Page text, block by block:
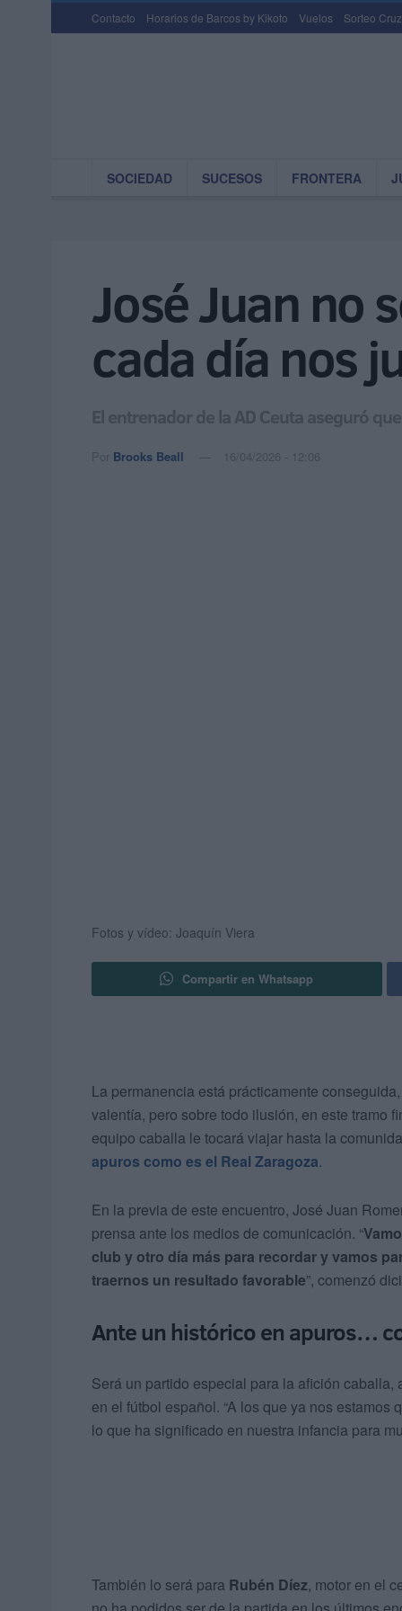
Contacto Horarios de Barcos by Kikoto Vuelos Sorteo
SOCIEDAD SUCESOS FRONTERA
José Juan no
cada día nos
El entrenador de la AD Ceuta aseguró
Por Brooks Beall 16/04/2026 - 12:06
Fotos y vídeo: Joaquín Viera
Compartir en Whatsapp
La permanencia está prácticamente
valentía, pero sobre todo ilusión, en este tramo
equipo caballa le tocará viajar hasta la
apuros como es el Real Zaragoza.
En la previa de este encuentro, José Juan
prensa ante los medios de comunicación. “
club y otro día más para recordar y vamos
traernos un resultado favorable”, comenzó
Ante un histórico en apuros…
Será un partido especial para la afición
en el fútbol español. “A los que ya nos
lo que ha significado en nuestra infancia para
También lo será para Rubén Díez, motor en el